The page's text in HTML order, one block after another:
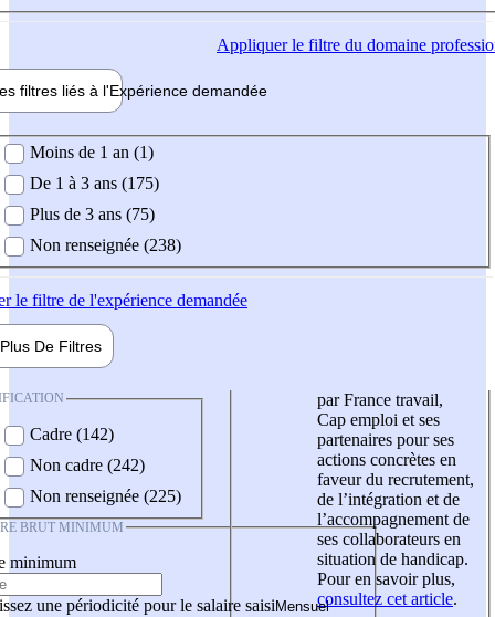
Appliquerle filtre du domaine
filtres liés à l'Expérience demandée
demandée
Moins de 1 an (1)
De 1 à 3 ans (175)
Plus de 3 ans (75)
Non renseignée (238)
le filtre de l'expérience demandée
Plus De Filtres
Cadre (142)
Non cadre (242)
Non renseignée (225)
BRUT MINIMUM
minimum
une périodicité pour le salaire saisi
par France travail,
Cap emploi et ses
partenaires pour ses
actions concrètes en
faveur du recrutement,
de l’intégration et de
l’accompagnement de
ses collaborateurs en
situation de handicap.
Pour en savoir plus,
consultez cet article.